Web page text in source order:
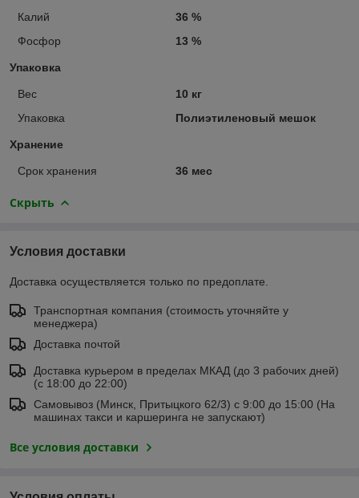
Калий
36 %
Фосфор
13 %
Упаковка
Вес
10 кг
Упаковка
Полиэтиленовый мешок
Хранение
Срок хранения 36 мес
Скрыть
Условия доставки
Доставка осуществляется только по предоплате.
Транспортная компания (стоимость уточняйте у
менеджера)
Доставка почтой
Доставка курьером в пределах МКАД (до 3 рабочих дней)
(с 18:00 до 22:00)
Самовывоз (Минск, Притыцкого 62/3) с 9:00 до 15:00 (На
машинах такси и каршеринга не запускают)
Все условия доставки